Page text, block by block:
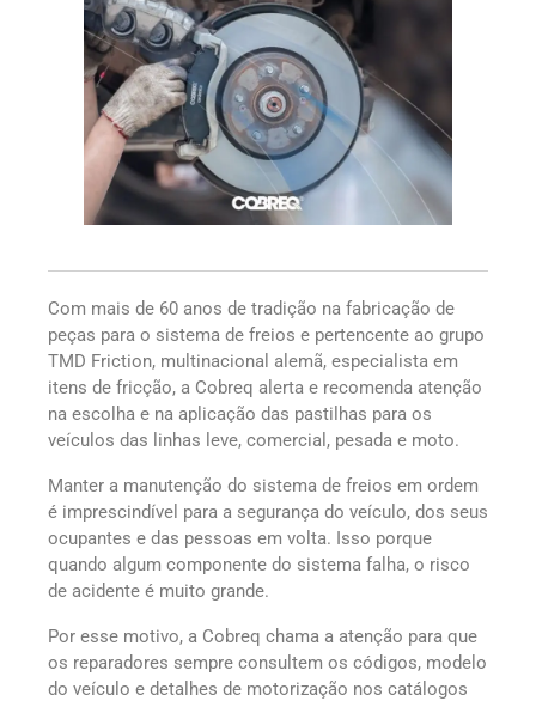
Com mais de 60 anos de tradição na fabricação de
peças para o sistema de freios e pertencente ao grupo
TMD Friction, multinacional alemã, especialista em
itens de fricção, a Cobreq alerta e recomenda atenção
na escolha e na aplicação das pastilhas para os
veículos das linhas leve, comercial, pesada e moto.
Manter a manutenção do sistema de freios em ordem
é imprescindível para a segurança do veículo, dos seus
ocupantes e das pessoas em volta. Isso porque
quando algum componente do sistema falha, o risco
de acidente é muito grande.
Por esse motivo, a Cobreq chama a atenção para que
os reparadores sempre consultem os códigos, modelo
do veículo e detalhes de motorização nos catálogos